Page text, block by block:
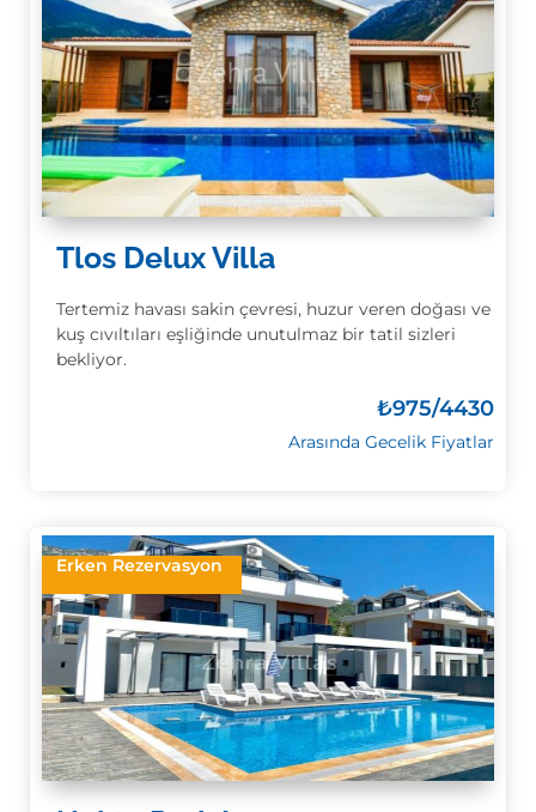
Tlos Delux Villa
Tertemiz havası sakin çevresi, huzur veren doğası ve
kuş cıvıltıları eşliğinde unutulmaz bir tatil sizleri
bekliyor.
₺975/4430
Arasında Gecelik Fiyatlar
Erken Rezervasyon